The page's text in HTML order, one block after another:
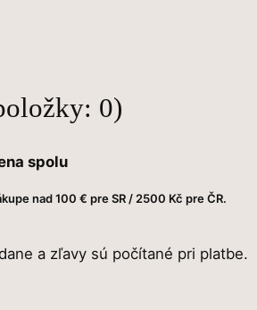
0)
spolu
nad 100 € pre SR / 2500 Kč pre ČR.
a zľavy sú počítané pri platbe.